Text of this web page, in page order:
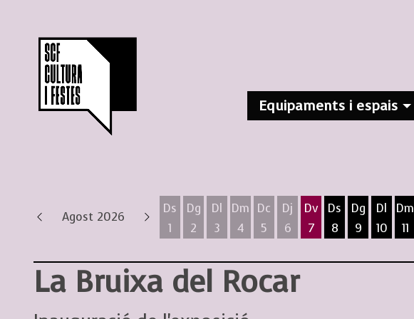
Equipaments i espais
Agost 2026
Ds
1
Dg
2
Dl
3
Dm
4
Dc
5
Dj
6
Dv
7
Ds
8
Dg
9
Dl
10
Dm
11
La Bruixa del Rocar